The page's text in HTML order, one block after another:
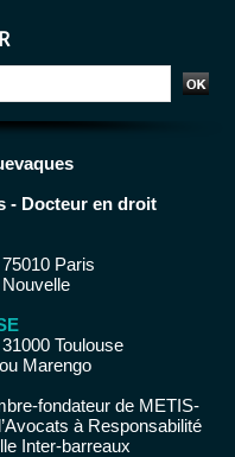
- Docteur en droit
Paris
Toulouse
Marengo
fondateur de METIS-
à Responsabilité
Inter-barreaux